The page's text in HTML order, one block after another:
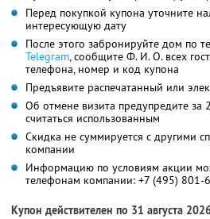
Перед покупкой купона уточните
интересующую дату
После этого забронируйте дом по
Telegram, сообщите Ф. И. О. всех
телефона, номер и код купона
Предъявите распечатанный или
Об отмене визита предупредите за
считаться использованным
Скидка не суммируется с другими
компании
Информацию по условиям акции
телефонам компании: +7 (495) 801-
Купон действителен по 31 августа